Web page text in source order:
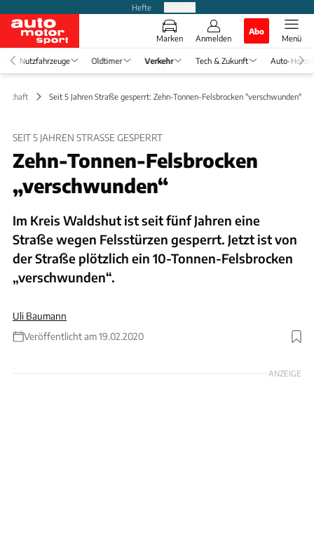
Hefte
Marken Anmelden
Abo
Menü
Nutzfahrzeuge Oldtimer Verkehr Tech & Zukunft Auto-
Seit 5 Jahren Straße gesperrt: Zehn-Tonnen-Felsbrocken "verschwunden"
SEIT 5 JAHREN STRASSE GESPERRT
Zehn-Tonnen-Felsbrocken
„verschwunden“
Im Kreis Waldshut ist seit fünf Jahren eine
Straße wegen Felsstürzen gesperrt. Jetzt ist von
der Straße plötzlich ein 10-Tonnen-Felsbrocken
„verschwunden“.
Uli Baumann
Veröffentlicht am 19.02.2020
Foto: Gettyimages
ANZEIGE